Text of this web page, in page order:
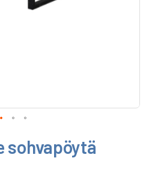
sohvapöytä